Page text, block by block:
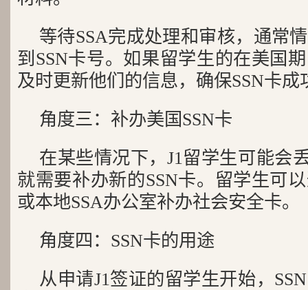
等待SSA完成处理和审核，通常
到SSN卡号。如果留学生的在美国
及时更新他们的信息，确保SSN卡
角度三：补办美国SSN卡
在某些情况下，J1留学生可能会
就需要补办新的SSN卡。留学生可
或本地SSA办公室补办社会安全卡。
角度四：SSN卡的用途
从申请J1签证的留学生开始，